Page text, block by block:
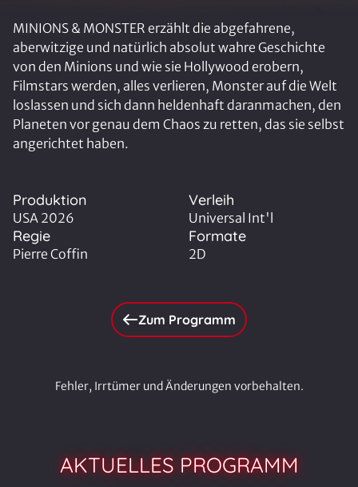
MINIONS & MONSTER erzählt die abgefahrene,
aberwitzige und natürlich absolut wahre Geschichte
von den Minions und wie sie Hollywood erobern,
Filmstars werden, alles verlieren, Monster auf die Welt
loslassen und sich dann heldenhaft daranmachen, den
Planeten vor genau dem Chaos zu retten, das sie selbst
angerichtet haben.
Produktion
USA 2026
Verleih
Universal Int'l
Regie
Pierre Coffin
Formate
2D
Zum Programm
Fehler, Irrtümer und Änderungen vorbehalten.
AKTUELLES PROGRAMM